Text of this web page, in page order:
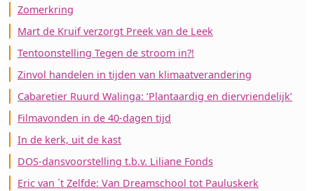
Zomerkring
Mart de Kruif verzorgt Preek van de Leek
Tentoonstelling Tegen de stroom in?!
Zinvol handelen in tijden van klimaatverandering
Cabaretier Ruurd Walinga: ‘Plantaardig en diervriendelijk’
Filmavonden in de 40-dagen tijd
In de kerk, uit de kast
DOS-dansvoorstelling t.b.v. Liliane Fonds
Eric van ´t Zelfde: Van Dreamschool tot Pauluskerk